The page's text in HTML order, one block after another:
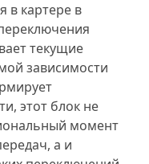
в картере в
текущие
зависимости
этот блок не
момент
а и